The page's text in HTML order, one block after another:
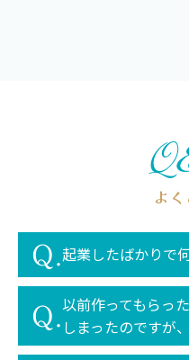
よ
Q. 起業したばかりで
Q. 以前作ってもらっ
しまったのですが